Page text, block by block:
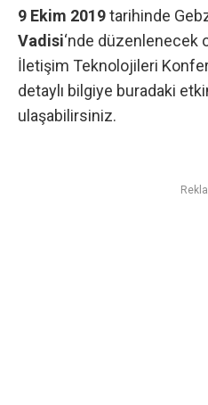
9 Ekim 2019tarihinde
Vadisi‘nde düzenlenecek
İletişim Teknolojileri
detaylı bilgiye buradaki
ulaşabilirsiniz.